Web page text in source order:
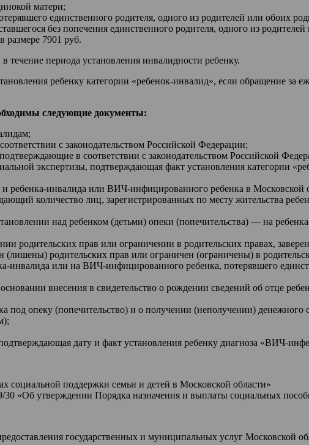
матери;
единственного родителя, одного из родителей или обоих
без попечения единственного родителя, одного из
размере 7901 руб.
течение периода установления инвалидности ребенку.
ребенку категории «ребенок-инвалид», если обращение за
следующие документы:
с законодательством Российской Федерации;
в соответствии с законодательством Российской
экспертизы, подтверждающая факт установления категории
ребенка-инвалида или ВИЧ-инфицированного ребенка в Московской
количество лиц, зарегистрированных по месту жительства
над ребенком (детьми) опеки (попечительства) — на
родительских прав или ограничении в родительских правах,
родительских прав или ограничен (ограничены) в
инвалида или на ВИЧ-инфицированного ребенка, потерявшего
основании внесения в свидетельство о рождении сведений об отце
под опеку (попечительство) и о получении (неполучении)
дату и факт установления ребенку диагноза «ВИЧ-
социальной поддержки семьи и детей в Московской области»
«Об утверждении Порядка назначения и выплаты социальных
государственных и муниципальных услуг Московской